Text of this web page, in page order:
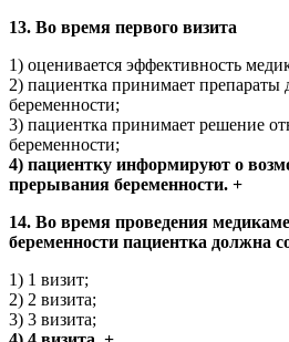
13. Во время первого визита
1) оценивается эффективность
2) пациентка принимает препараты
беременности;
3) пациентка принимает решение
беременности;
4) пациентку информируют о
прерывания беременности. +
14. Во время проведения
беременности пациентка должна
1) 1 визит;
2) 2 визита;
3) 3 визита;